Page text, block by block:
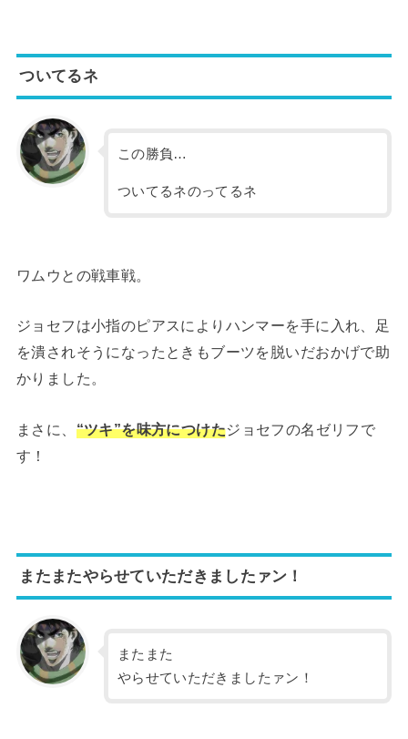
ついてるネ
この勝負…
ついてるネのってるネ
ワムウとの戦車戦。
ジョセフは小指のピアスによりハンマーを手に入れ、足
を潰されそうになったときもブーツを脱いだおかげで助
かりました。
まさに、 “ツキ”を味方につけたジョセフの名ゼリフで
す！
またまたやらせていただきましたァン！
またまた
やらせていただきましたァン！